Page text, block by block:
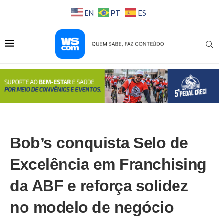
EN PT ES
Bob’s conquista Selo de
Excelência em Franchising
da ABF e reforça solidez
no modelo de negócio